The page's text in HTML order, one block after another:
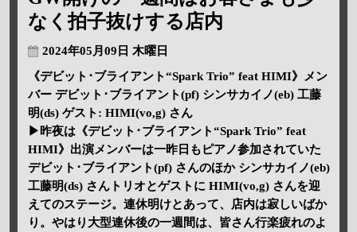
なく拍子抜けする店内
2024年05月09日 木曜日
《デビット･ブライアント“Spark Trio” feat HIMI》メン
バー デビット･ブライアント(pf) シンサカイノ(eb) 工藤
明(ds) ゲスト: HIMI(vo,g) さん
▶昨夜は《デビット･ブライアント“Spark Trio” feat
HIMI》出演メンバーは一昨日もピアノ参加されていた
デビット･ブライアント(pf) さんのほか シンサカイノ(eb)
工藤明(ds) さんトリオとゲストに HIMI(vo,g) さんを迎
えてのステージ。連休明けとあって、店内は寂しいばか
り。やはり大型連休後の一週間は、皆さん行楽疲れのよ